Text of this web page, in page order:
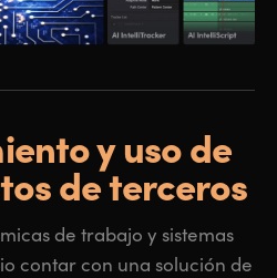
y uso de
de terceros
de trabajo y sistemas
contar con una solución de